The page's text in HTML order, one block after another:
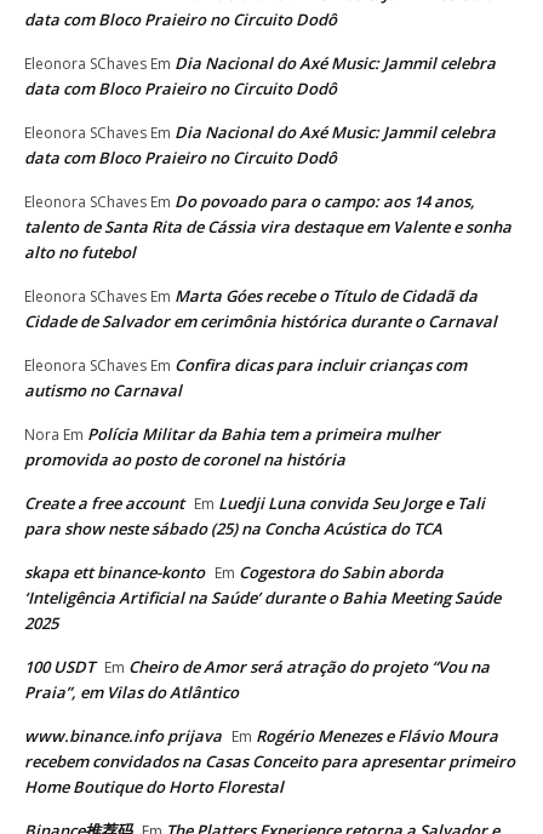
data com Bloco Praieiro no Circuito Dodô
Eleonora SChaves Em Dia Nacional do Axé Music: Jammil celebra
data com Bloco Praieiro no Circuito Dodô
Eleonora SChaves Em Dia Nacional do Axé Music: Jammil celebra
data com Bloco Praieiro no Circuito Dodô
Eleonora SChaves Em Do povoado para o campo: aos 14 anos,
talento de Santa Rita de Cássia vira destaque em Valente e sonha
alto no futebol
Eleonora SChaves Em Marta Góes recebe o Título de Cidadã da
Cidade de Salvador em cerimônia histórica durante o Carnaval
Eleonora SChaves Em Confira dicas para incluir crianças com
autismo no Carnaval
Nora Em Polícia Militar da Bahia tem a primeira mulher
promovida ao posto de coronel na história
Create a free account Em Luedji Luna convida Seu Jorge e Tali
para show neste sábado (25) na Concha Acústica do TCA
skapa ett binance-konto Em Cogestora do Sabin aborda
‘Inteligência Artificial na Saúde’ durante o Bahia Meeting Saúde
2025
100 USDT Em Cheiro de Amor será atração do projeto “Vou na
Praia”, em Vilas do Atlântico
www.binance.info prijava Em Rogério Menezes e Flávio Moura
recebem convidados na Casas Conceito para apresentar primeiro
Home Boutique do Horto Florestal